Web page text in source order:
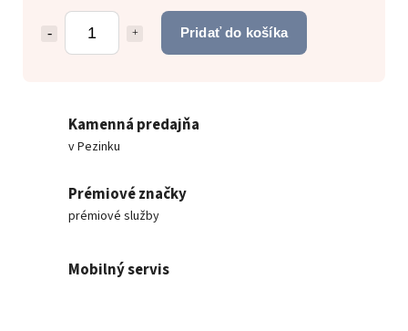
Pridať do košíka
Kamenná predajňa
v Pezinku
Prémiové značky
prémiové služby
Mobilný servis